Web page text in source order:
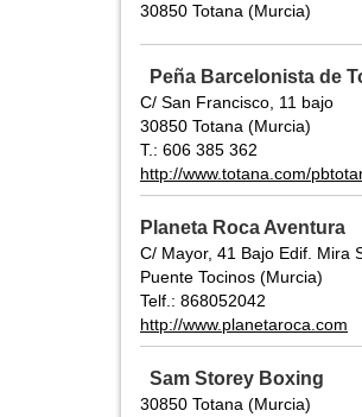
30850 Totana (Murcia)
Peña Barcelonista de
C/ San Francisco, 11 bajo
30850 Totana (Murcia)
T.: 606 385 362
http://www.totana.com/
Planeta Roca Aventura
C/ Mayor, 41 Bajo Edif. Mira
Puente Tocinos (Murcia)
Telf.: 868052042
http://www.planetaroca.com
Sam Storey Boxing
30850 Totana (Murcia)